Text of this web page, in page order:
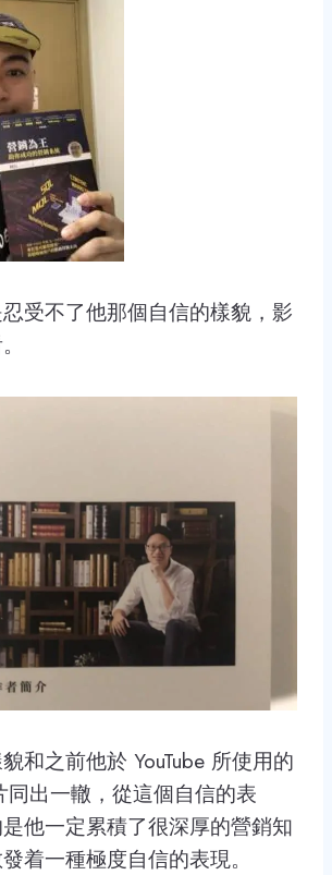
受不了他那個自信的樣貌，影
和之前他於 YouTube 所使用的
同出一轍，從這個自信的表
他一定累積了很深厚的營銷知
着一種極度自信的表現。